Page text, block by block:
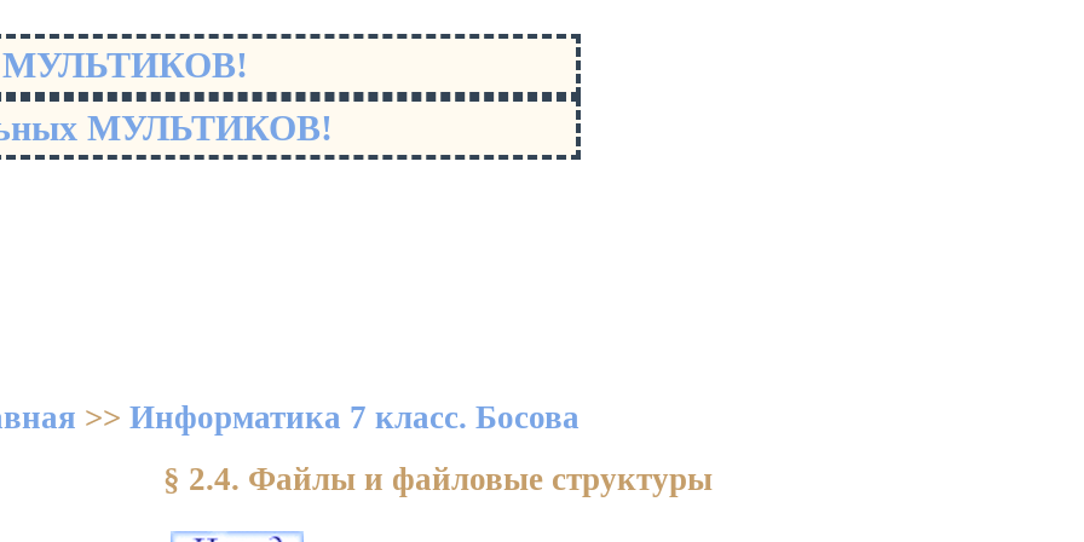
МУЛЬТИКОВ!
МУЛЬТИКОВ!
>> Информатика 7 класс. Босова
§ 2.4. Файлы и файловые структуры